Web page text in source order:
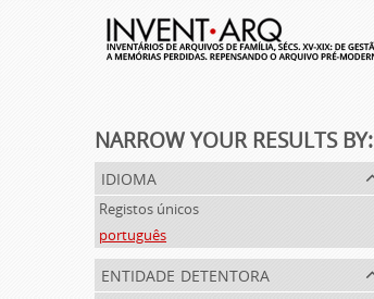
NARROW YOUR RESULTS BY:
idioma
Registos únicos
português
entidade detentora